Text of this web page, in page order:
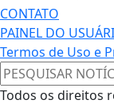
CONTATO
PAINEL DO
Termos de Uso e
Todos os direitos